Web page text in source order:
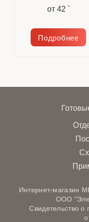
от 42 `
Подробнее
Интернет-магазин
ООО
Свидетельство о